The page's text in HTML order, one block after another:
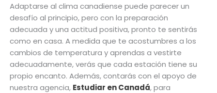
Adaptarse al clima canadiense puede parecer un
desafío al principio, pero con la preparación
adecuada y una actitud positiva, pronto te sentirás
como en casa. A medida que te acostumbres a los
cambios de temperatura y aprendas a vestirte
adecuadamente, verás que cada estación tiene su
propio encanto. Además, contarás con el apoyo de
nuestra agencia, Estudiar en Canadá, para